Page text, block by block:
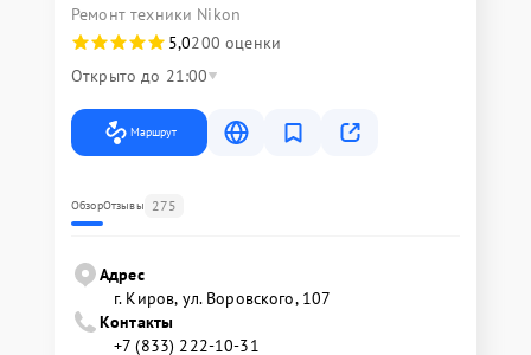
Ремонт техники Nikon
5,0200 оценки
Открыто до 21:00
Маршрут
ОбзорОтзывы 275
Адрес
г. Киров, ул. Воровского, 107
Контакты
+7 (833) 222-10-31